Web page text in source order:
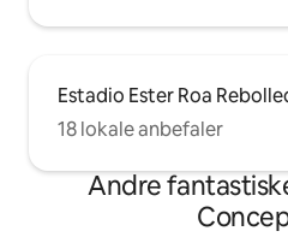
Estadio Ester Roa
18 lokale anbefaler
Andre